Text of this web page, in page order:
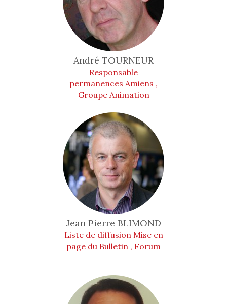
André TOURNEUR
Responsable
permanences Amiens ,
Groupe Animation
Jean Pierre BLIMOND
Liste de diffusion Mise en
page du Bulletin , Forum